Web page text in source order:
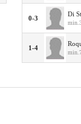
0-3
Di
1-4